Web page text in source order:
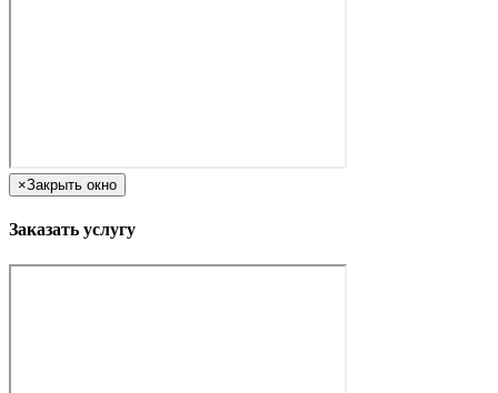
×Закрыть окно
Заказать услугу